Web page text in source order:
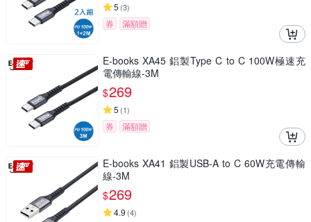
5 (3)
券 滿額贈
E-books XA45 鋁製Type C to C 100W極速充
電傳輸線-3M
$269
5 (1)
券 滿額贈
E-books XA41 鋁製USB-A to C 60W充電傳輸
線-3M
$269
4.9 (4)